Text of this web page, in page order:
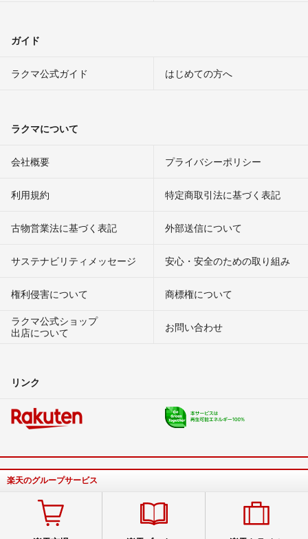
ガイド
ラクマ公式ガイド はじめての方へ
ラクマについて
会社概要 プライバシーポリシー
利用規約 特定商取引法に基づく表記
古物営業法に基づく表記 外部送信について
サステナビリティメッセージ 安心・安全のための取り組み
権利侵害について
商標権について
ラクマ公式ショップ
出店について
お問い合わせ
リンク
楽天のグループサービス